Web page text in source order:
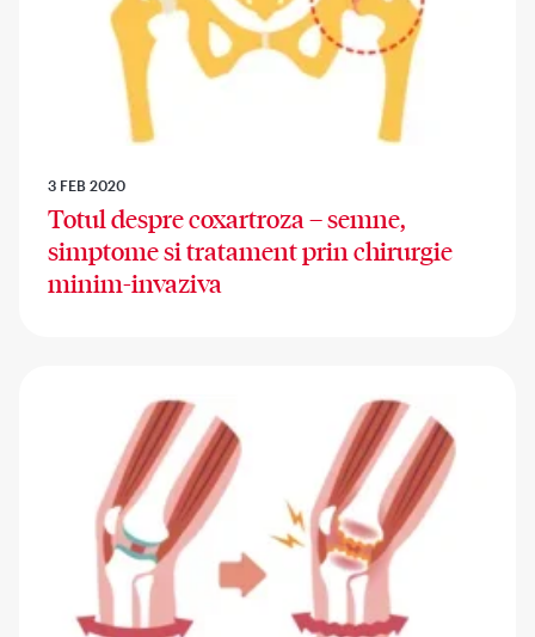
3 FEB 2020
Totul despre coxartroza – semne,
simptome si tratament prin chirurgie
minim-invaziva